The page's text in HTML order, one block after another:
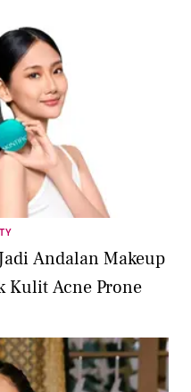
Andalan Makeup
Kulit Acne Prone